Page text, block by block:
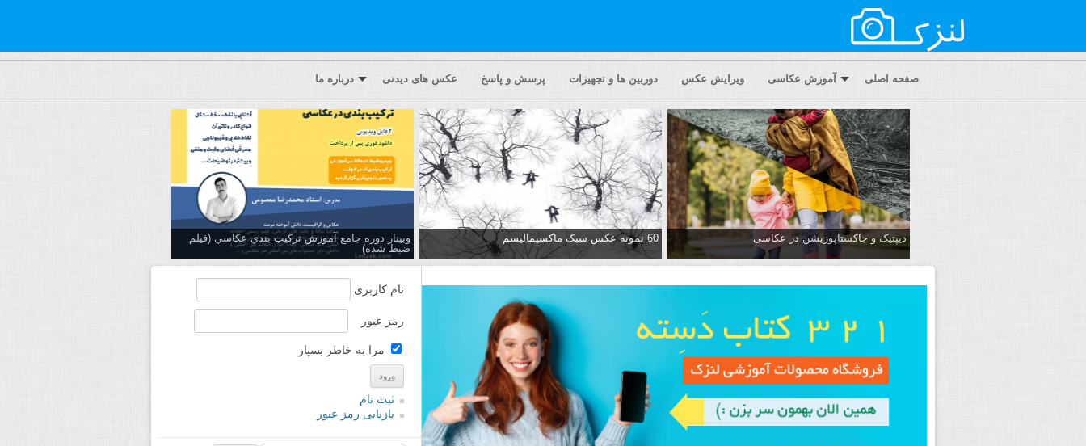
صفحه اصلی آموزش عکاسی ویرایش عکس دوربین ها و تجهیزات پرسش و پاسخ عکس های دیدنی درباره ما
دیپتیک و جاکستا‌پوزیشن در عکاسی 60 نمونه عکس سبک ماکسیمالیسم
وبینار دوره جامع آموزش تركيب بندي عكاسي (فیلم
ضبط شده)
نام کاربری
رمز عبور
مرا به خاطر بسپار
ثبت نام
بازیابی رمز عبور